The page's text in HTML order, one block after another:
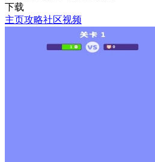
下载
主页攻略社区视频